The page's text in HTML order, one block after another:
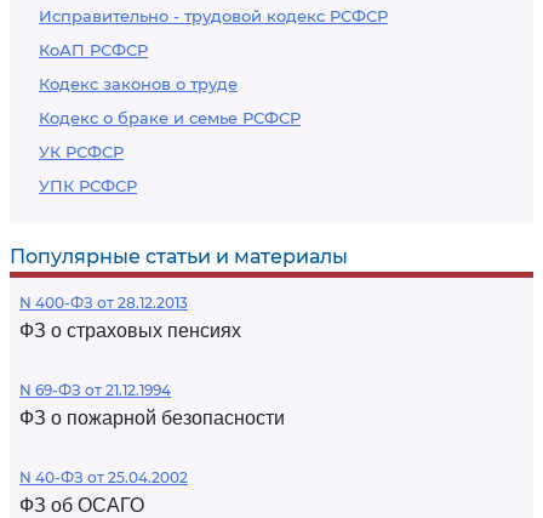
Исправительно - трудовой кодекс РСФСР
КоАП РСФСР
Кодекс законов о труде
Кодекс о браке и семье РСФСР
УК РСФСР
УПК РСФСР
Популярные статьи и материалы
N 400-ФЗ от 28.12.2013
ФЗ о страховых пенсиях
N 69-ФЗ от 21.12.1994
ФЗ о пожарной безопасности
N 40-ФЗ от 25.04.2002
ФЗ об ОСАГО